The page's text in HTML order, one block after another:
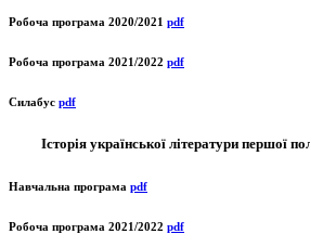
Робоча програма 2020/2021 pdf
Робоча програма 2021/2022 pdf
Силабус pdf
Історія української літератури першої
Навчальна програма pdf
Робоча програма 2021/2022 pdf